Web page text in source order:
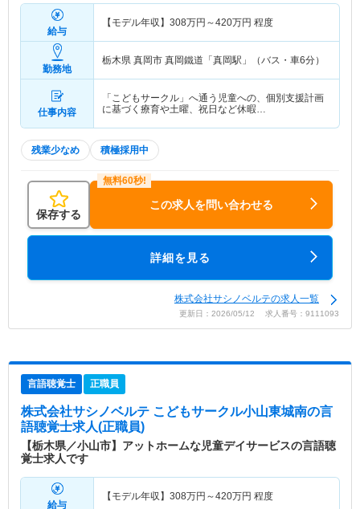
給与
【モデル年収】 308万円～420万円 程度
勤務地
栃木県 真岡市 真岡鐵道「真岡駅」（バス・車6分）
仕事内容
「こどもサークル」へ通う児童への、個別支援計画
に基づく療育や土曜、祝日など休暇…
残業少なめ 積極採用中
保存する
この求人を問い合わせる
詳細を見る
株式会社サシノベルテの求人一覧
更新日：2026/05/12 求人番号：9111093
言語聴覚士 正職員
株式会社サシノベルテ こどもサークル小山東城南の言
語聴覚士求人(正職員)
【栃木県／小山市】アットホームな児童デイサービスの言語聴
覚士求人です
給与
【モデル年収】 308万円～420万円 程度